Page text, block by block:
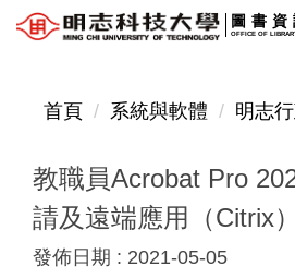
跳
圖書資
OFFICE OF
首頁 系統與軟體 明志
教職員Acrobat Pro
請及遠端應用（Citrix
發佈日期 : 2021-05-05